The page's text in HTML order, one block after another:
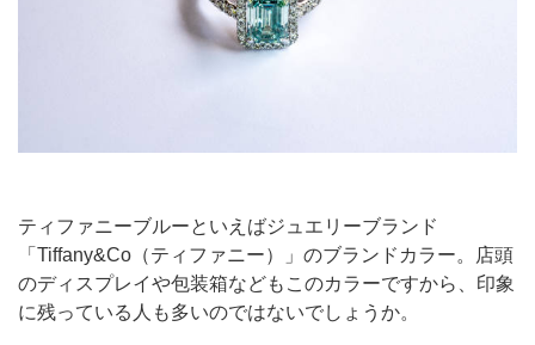
ティファニーブルーといえばジュエリーブランド
「Tiffany&Co（ティファニー）」のブランドカラー。店頭
のディスプレイや包装箱などもこのカラーですから、印象
に残っている人も多いのではないでしょうか。